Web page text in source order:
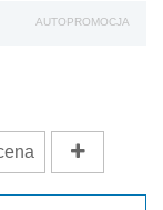
AUTOPROMOCJA